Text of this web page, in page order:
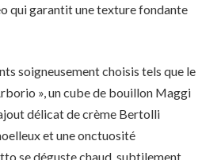
qui garantit une texture fondante
soigneusement choisis tels que le
», un cube de bouillon Maggi
délicat de crème Bertolli
et une onctuosité
se déguste chaud, subtilement